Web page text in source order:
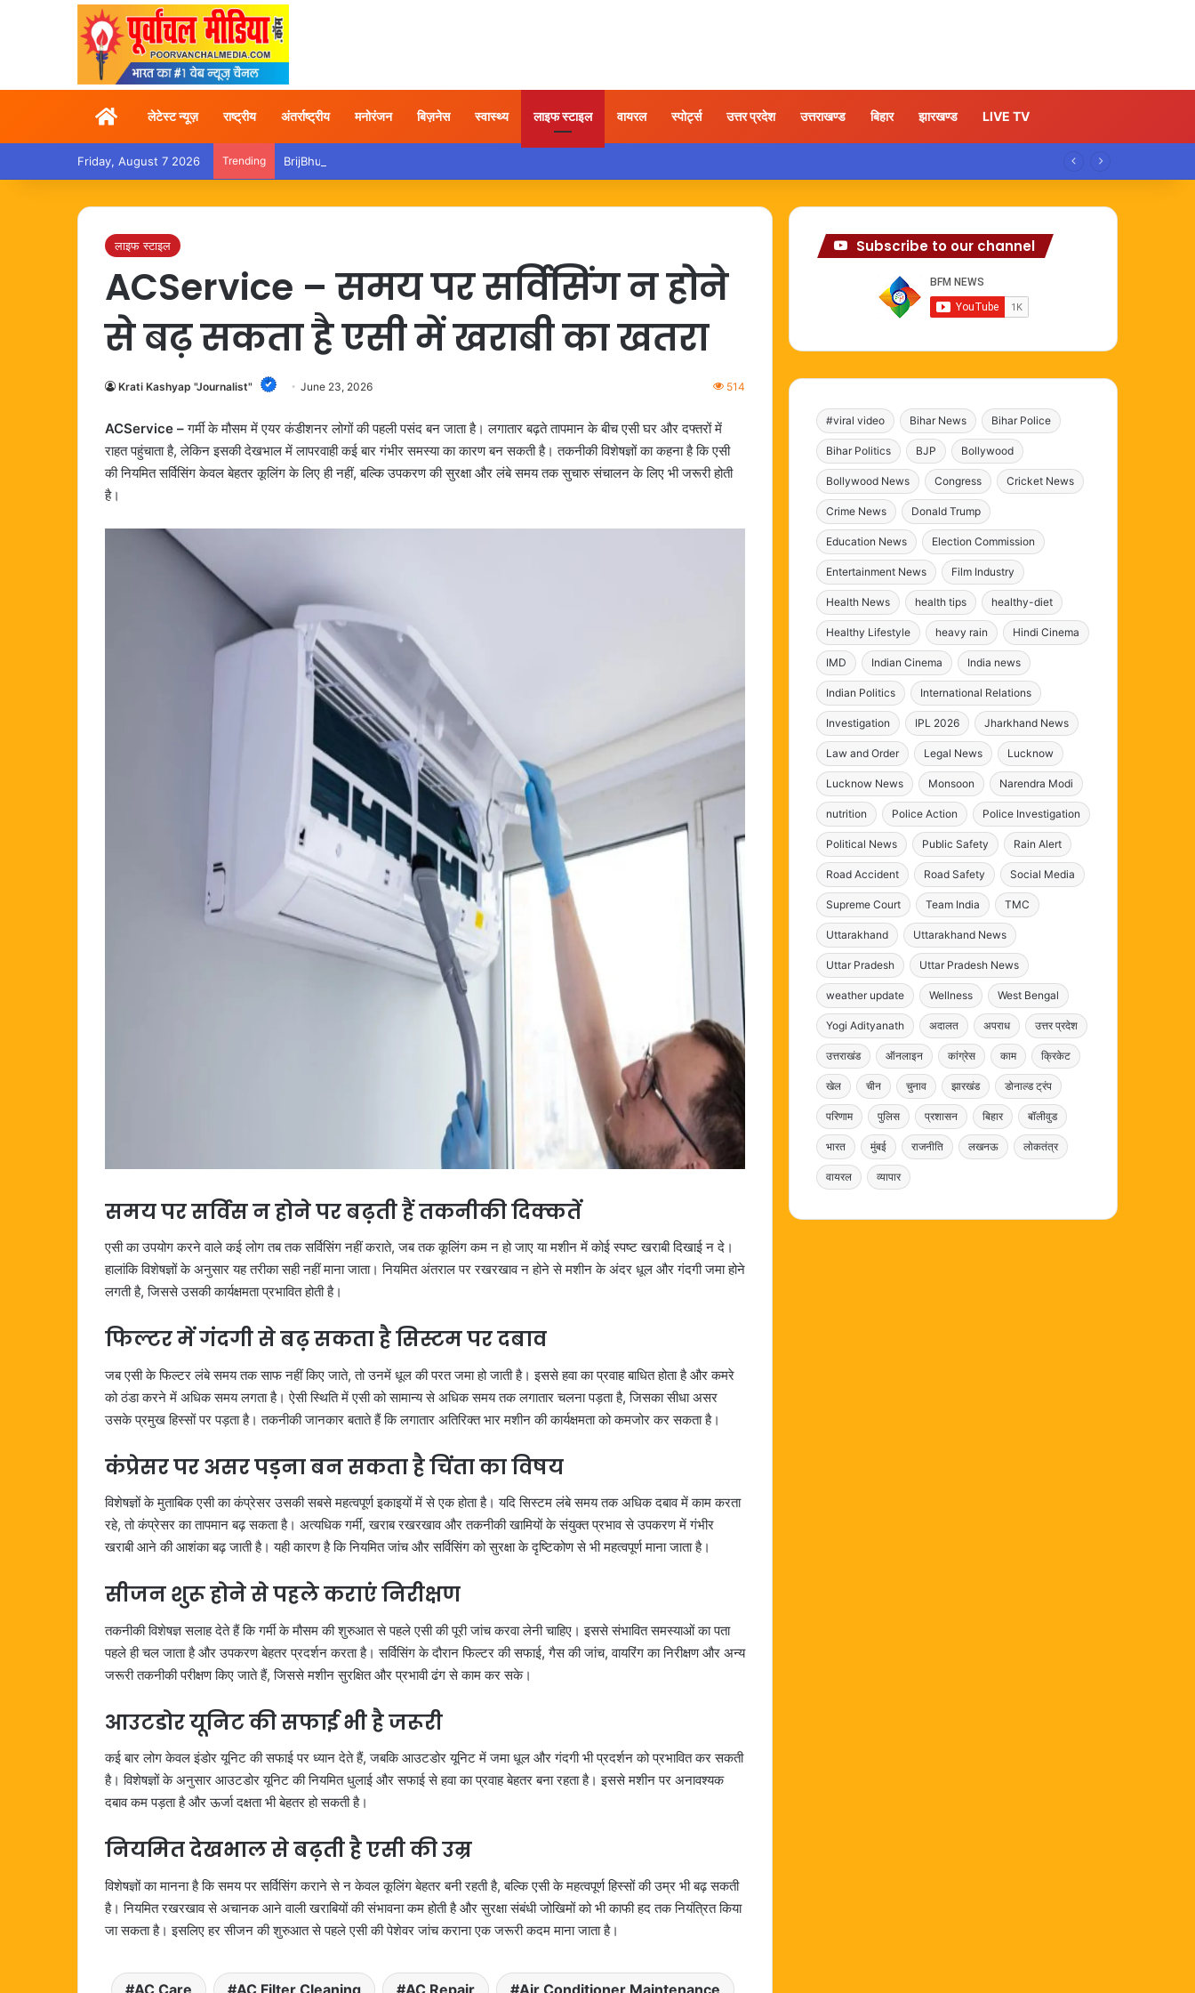
Homeलेटेस्ट न्यूज़ राष्ट्रीय अंतर्राष्ट्रीय मनोरंजन बिज़नेस स्वास्थ्य लाइफ स्टाइल वायरल स्पोर्ट्स उत्तर प्रदेश उत्तराखण्ड बिहार झारखण्ड LIVE TV
Friday, August 7 2026 Trending BrijBhushan – अदालत से बरी होने के बाद अयोध्या पहुंचे बृजभूषण, समर्थकों ने किया स्वागत
लाइफ स्टाइल
ACService – समय पर सर्विसिंग न होने
से बढ़ सकता है एसी में खराबी का खतरा
Krati Kashyap "Journalist" June 23, 2026 514
ACService –गर्मी के मौसम में एयर कंडीशनर लोगों की पहली पसंद बन जाता है। लगातार बढ़ते तापमान के बीच एसी घर और दफ्तरों में
राहत पहुंचाता है, लेकिन इसकी देखभाल में लापरवाही कई बार गंभीर समस्या का कारण बन सकती है। तकनीकी विशेषज्ञों का कहना है कि एसी
की नियमित सर्विसिंग केवल बेहतर कूलिंग के लिए ही नहीं, बल्कि उपकरण की सुरक्षा और लंबे समय तक सुचारु संचालन के लिए भी जरूरी होती
है।
समय पर सर्विस न होने पर बढ़ती हैं तकनीकी दिक्कतें
एसी का उपयोग करने वाले कई लोग तब तक सर्विसिंग नहीं कराते, जब तक कूलिंग कम न हो जाए या मशीन में कोई स्पष्ट खराबी दिखाई न दे।
हालांकि विशेषज्ञों के अनुसार यह तरीका सही नहीं माना जाता। नियमित अंतराल पर रखरखाव न होने से मशीन के अंदर धूल और गंदगी जमा होने
लगती है, जिससे उसकी कार्यक्षमता प्रभावित होती है।
फिल्टर में गंदगी से बढ़ सकता है सिस्टम पर दबाव
जब एसी के फिल्टर लंबे समय तक साफ नहीं किए जाते, तो उनमें धूल की परत जमा हो जाती है। इससे हवा का प्रवाह बाधित होता है और कमरे
को ठंडा करने में अधिक समय लगता है। ऐसी स्थिति में एसी को सामान्य से अधिक समय तक लगातार चलना पड़ता है, जिसका सीधा असर
उसके प्रमुख हिस्सों पर पड़ता है। तकनीकी जानकार बताते हैं कि लगातार अतिरिक्त भार मशीन की कार्यक्षमता को कमजोर कर सकता है।
कंप्रेसर पर असर पड़ना बन सकता है चिंता का विषय
विशेषज्ञों के मुताबिक एसी का कंप्रेसर उसकी सबसे महत्वपूर्ण इकाइयों में से एक होता है। यदि सिस्टम लंबे समय तक अधिक दबाव में काम करता
रहे, तो कंप्रेसर का तापमान बढ़ सकता है। अत्यधिक गर्मी, खराब रखरखाव और तकनीकी खामियों के संयुक्त प्रभाव से उपकरण में गंभीर
खराबी आने की आशंका बढ़ जाती है। यही कारण है कि नियमित जांच और सर्विसिंग को सुरक्षा के दृष्टिकोण से भी महत्वपूर्ण माना जाता है।
सीजन शुरू होने से पहले कराएं निरीक्षण
तकनीकी विशेषज्ञ सलाह देते हैं कि गर्मी के मौसम की शुरुआत से पहले एसी की पूरी जांच करवा लेनी चाहिए। इससे संभावित समस्याओं का पता
पहले ही चल जाता है और उपकरण बेहतर प्रदर्शन करता है। सर्विसिंग के दौरान फिल्टर की सफाई, गैस की जांच, वायरिंग का निरीक्षण और अन्य
जरूरी तकनीकी परीक्षण किए जाते हैं, जिससे मशीन सुरक्षित और प्रभावी ढंग से काम कर सके।
आउटडोर यूनिट की सफाई भी है जरूरी
कई बार लोग केवल इंडोर यूनिट की सफाई पर ध्यान देते हैं, जबकि आउटडोर यूनिट में जमा धूल और गंदगी भी प्रदर्शन को प्रभावित कर सकती
है। विशेषज्ञों के अनुसार आउटडोर यूनिट की नियमित धुलाई और सफाई से हवा का प्रवाह बेहतर बना रहता है। इससे मशीन पर अनावश्यक
दबाव कम पड़ता है और ऊर्जा दक्षता भी बेहतर हो सकती है।
नियमित देखभाल से बढ़ती है एसी की उम्र
विशेषज्ञों का मानना है कि समय पर सर्विसिंग कराने से न केवल कूलिंग बेहतर बनी रहती है, बल्कि एसी के महत्वपूर्ण हिस्सों की उम्र भी बढ़ सकती
है। नियमित रखरखाव से अचानक आने वाली खराबियों की संभावना कम होती है और सुरक्षा संबंधी जोखिमों को भी काफी हद तक नियंत्रित किया
जा सकता है। इसलिए हर सीजन की शुरुआत से पहले एसी की पेशेवर जांच कराना एक जरूरी कदम माना जाता है।
AC Care AC Filter Cleaning AC Repair Air Conditioner Maintenance
Subscribe to our channel
#viral video Bihar News Bihar Police
Bihar Politics BJP Bollywood
Bollywood News Congress Cricket News
Crime News Donald Trump
Education News Election Commission
Entertainment News Film Industry
Health News health tips healthy-diet
Healthy Lifestyle heavy rain Hindi Cinema
IMD Indian Cinema India news
Indian Politics International Relations
Investigation IPL 2026 Jharkhand News
Law and Order Legal News Lucknow
Lucknow News Monsoon Narendra Modi
nutrition Police Action Police Investigation
Political News Public Safety Rain Alert
Road Accident Road Safety Social Media
Supreme Court Team India TMC
Uttarakhand Uttarakhand News
Uttar Pradesh Uttar Pradesh News
weather update Wellness West Bengal
Yogi Adityanath अदालत अपराध उत्तर प्रदेश
उत्तराखंड ऑनलाइन कांग्रेस काम क्रिकेट
खेल चीन चुनाव झारखंड डोनाल्ड ट्रंप
परिणाम पुलिस प्रशासन बिहार बॉलीवुड
भारत मुंबई राजनीति लखनऊ लोकतंत्र
वायरल व्यापार